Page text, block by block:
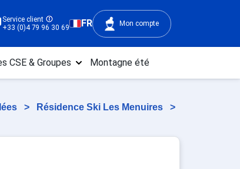
Service client
+33 (0)4 79 96 30 69
FR Mon compte
CSE & Groupes Montagne été
> Résidence Ski Les Menuires
>